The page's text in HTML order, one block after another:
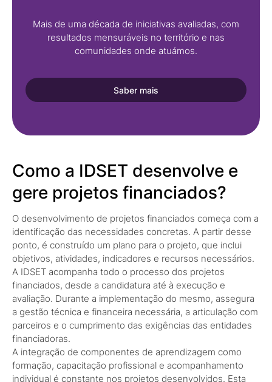
Mais de uma década de iniciativas avaliadas, com
resultados mensuráveis no território e nas
comunidades onde atuámos.
Saber mais
Como a IDSET desenvolve e
gere projetos financiados?
O desenvolvimento de projetos financiados começa com a
identificação das necessidades concretas. A partir desse
ponto, é construído um plano para o projeto, que inclui
objetivos, atividades, indicadores e recursos necessários.
A IDSET acompanha todo o processo dos projetos
financiados, desde a candidatura até à execução e
avaliação. Durante a implementação do mesmo, assegura
a gestão técnica e financeira necessária, a articulação com
parceiros e o cumprimento das exigências das entidades
financiadoras.
A integração de componentes de aprendizagem como
formação, capacitação profissional e acompanhamento
individual é constante nos projetos desenvolvidos. Esta